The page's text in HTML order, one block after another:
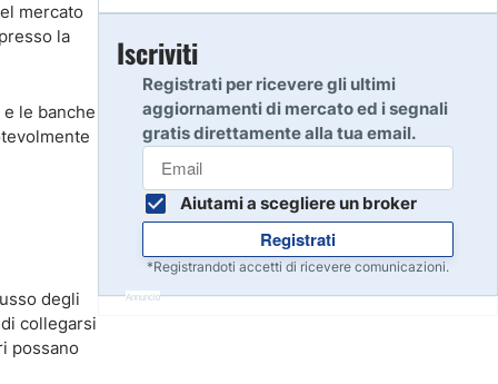
mercato
la
le banche
degli
collegarsi
possano
7
Inizia
Inizia
Iscriviti
Registrati per ricevere gli ultimi
aggiornamenti di mercato ed i segnali
gratis direttamente alla tua email.
Aiutami a scegliere un broker
Registrati
*Registrandoti accetti di ricevere comunicazioni.
Annuncio